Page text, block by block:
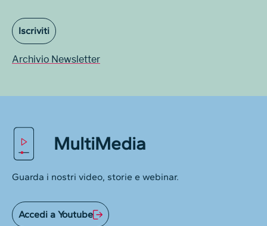
Iscriviti
Archivio Newsletter
MultiMedia
Guarda i nostri video, storie e webinar.
Accedi a Youtube